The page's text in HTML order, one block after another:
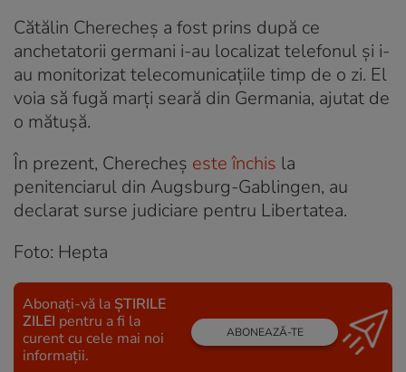
Cătălin Cherecheș a fost prins după ce
anchetatorii germani i-au localizat telefonul și i-
au monitorizat telecomunicațiile timp de o zi. El
voia să fugă marți seară din Germania, ajutat de
o mătușă.
În prezent, Cherecheș este închis la
penitenciarul din Augsburg-Gablingen, au
declarat surse judiciare pentru Libertatea.
Foto: Hepta
Abonați-vă la ȘTIRILE
ZILEI pentru a fi la
curent cu cele mai noi
informații.
ABONEAZĂ-TE